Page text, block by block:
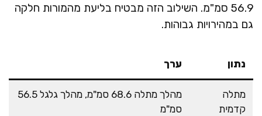
56.9 סמ"מ. השילוב הזה מבטיח בליעת מהמורות חלקה
גם במהירויות גבוהות.
נתון ערך
מתלה
קדמית
מהלך מתלה 68.6 סמ"מ, מהלך גלגל 56.5
סמ"מ